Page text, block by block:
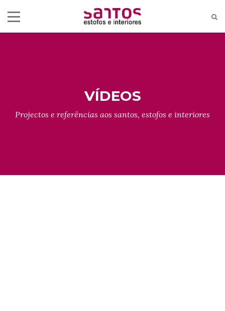
VÍDEOS
Projectos e referências aos santos, estofos e interiores